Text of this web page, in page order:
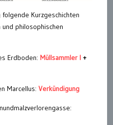
Kurzgeschichten
philosophischen
Erdboden: Müllsammler I +
Marcellus: Verkündigung